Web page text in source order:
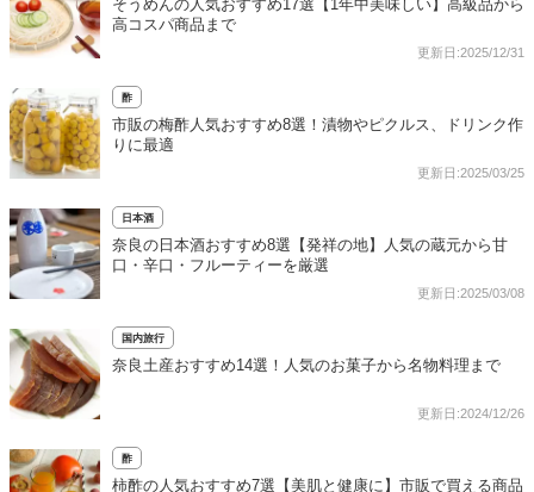
そうめんの人気おすすめ17選【1年中美味しい】高級品から
高コスパ商品まで
更新日:2025/12/31
酢
市販の梅酢人気おすすめ8選！漬物やピクルス、ドリンク作
りに最適
更新日:2025/03/25
日本酒
奈良の日本酒おすすめ8選【発祥の地】人気の蔵元から甘
口・辛口・フルーティーを厳選
更新日:2025/03/08
国内旅行
奈良土産おすすめ14選！人気のお菓子から名物料理まで
更新日:2024/12/26
酢
柿酢の人気おすすめ7選【美肌と健康に】市販で買える商品